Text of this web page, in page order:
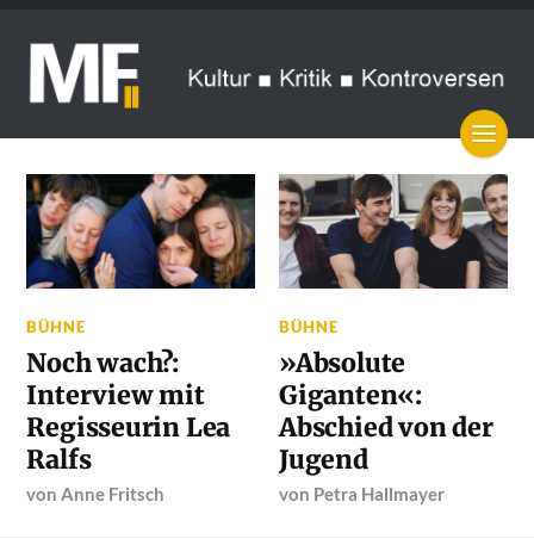
BÜHNE
Noch wach?:
Interview mit
Regisseurin Lea
Ralfs
von Anne Fritsch
BÜHNE
»Absolute
Giganten«:
Abschied von der
Jugend
von Petra Hallmayer